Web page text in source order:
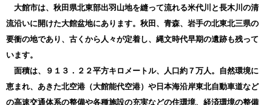
大館市は、秋田県北東部出羽山地を縫って流れる米代川と長木川の清
流沿いに開けた大館盆地にあります。秋田、青森、岩手の北東北三県の
要衝の地であり、古くから人々が定着し、縄文時代早期の遺跡も残って
います。
面積は、９１３．２２平方キロメートル、人口約７万人。自然環境に
恵まれ、あきた北空港（大館能代空港）や日本海沿岸東北自動車道など
の高速交通体系の整備や各種施設の充実などの住環境、経済環境の整備